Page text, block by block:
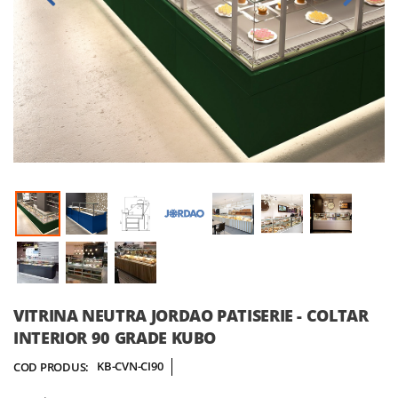
Skip
to
the
beginning
VITRINA NEUTRA JORDAO PATISERIE - COLTAR
INTERIOR 90 GRADE KUBO
COD PRODUS: KB-CVN-CI90